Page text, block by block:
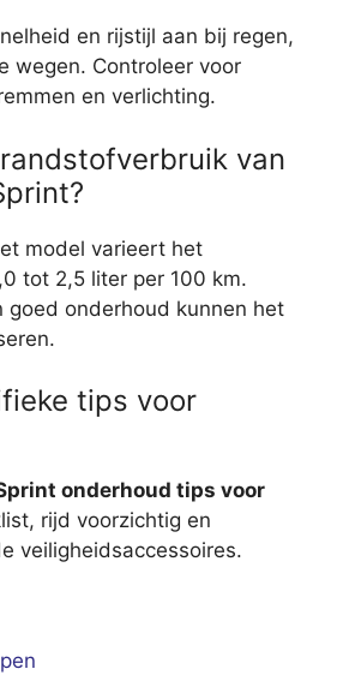
en rijstijl aan bij regen,
wegen. Controleer voor
en verlichting.
van
model varieert het
tot 2,5 liter per 100 km.
goed onderhoud kunnen het
tips voor
onderhoud tips voor
rijd voorzichtig en
veiligheidsaccessoires.